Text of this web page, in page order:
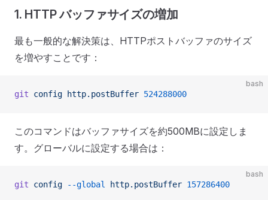
1. HTTP バッファサイズの増加
最も一般的な解決策は、HTTPポストバッファのサイズ
を増やすことです：
bash
git config http.postBuffer 524288000
このコマンドはバッファサイズを約500MBに設定しま
す。グローバルに設定する場合は：
bash
git config --global http.postBuffer 157286400